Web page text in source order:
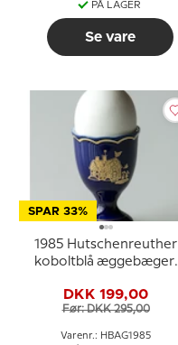
PÅ LAGER
Se vare
SPAR 33%
1985 Hutschenreuther
koboltblå æggebæger,
DKK 199,00
Før: DKK 295,00
Varenr.: HBAG1985